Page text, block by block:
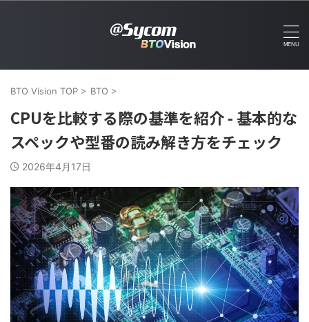
BTO Vision TOP > BTO >
CPUを比較する際の基準を紹介 - 基本的な
スペックや型番の読み解き方をチェック
2026年4月17日